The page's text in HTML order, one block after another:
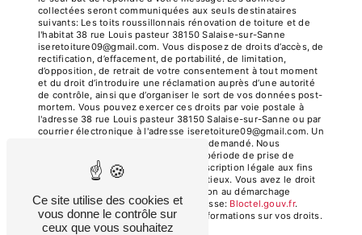
collectées seront communiquées aux seuls destinataires
suivants: Les toits roussillonnais rénovation de toiture et de
l'habitat 38 rue Louis pasteur 38150 Salaise-sur-Sanne
iseretoiture09@gmail.com. Vous disposez de droits d’accès, de
rectification, d’effacement, de portabilité, de limitation,
d’opposition, de retrait de votre consentement à tout moment
et du droit d’introduire une réclamation auprès d’une autorité
de contrôle, ainsi que d’organiser le sort de vos données post-
mortem. Vous pouvez exercer ces droits par voie postale à
l'adresse 38 rue Louis pasteur 38150 Salaise-sur-Sanne ou par
courrier électronique à l'adresse iseretoiture09@gmail.com. Un
justificatif d'identité pourra vous être demandé. Nous
conservons vos données pendant la période de prise de
contact puis pendant la durée de prescription légale aux fins
probatoires et de gestion des contentieux. Vous avez le droit
de vous inscrire sur la liste d'opposition au démarchage
téléphonique, disponible à cette adresse:
Bloctel.gouv.fr.
Consultez le site cnil.fr pour plus d’informations sur vos droits.
Ce site utilise des cookies et
vous donne le contrôle sur
ceux que vous souhaitez